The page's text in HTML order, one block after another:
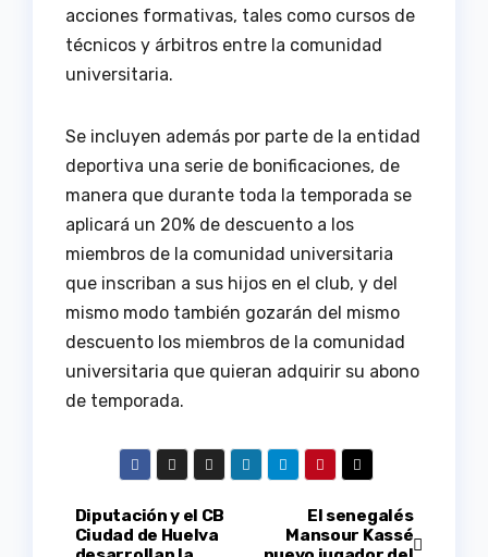
acciones formativas, tales como cursos de
técnicos y árbitros entre la comunidad
universitaria.
Se incluyen además por parte de la entidad
deportiva una serie de bonificaciones, de
manera que durante toda la temporada se
aplicará un 20% de descuento a los
miembros de la comunidad universitaria
que inscriban a sus hijos en el club, y del
mismo modo también gozarán del mismo
descuento los miembros de la comunidad
universitaria que quieran adquirir su abono
de temporada.
Navegación
El senegalés
Mansour Kassé
Diputación y el CB
Ciudad de Huelva